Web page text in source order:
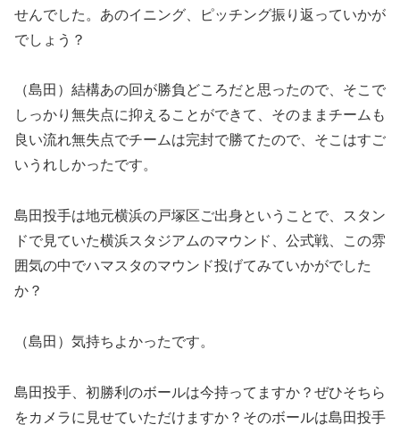
せんでした。あのイニング、ピッチング振り返っていかが
でしょう？
（島田）結構あの回が勝負どころだと思ったので、そこで
しっかり無失点に抑えることができて、そのままチームも
良い流れ無失点でチームは完封で勝てたので、そこはすご
いうれしかったです。
島田投手は地元横浜の戸塚区ご出身ということで、スタン
ドで見ていた横浜スタジアムのマウンド、公式戦、この雰
囲気の中でハマスタのマウンド投げてみていかがでした
か？
（島田）気持ちよかったです。
島田投手、初勝利のボールは今持ってますか？ぜひそちら
をカメラに見せていただけますか？そのボールは島田投手